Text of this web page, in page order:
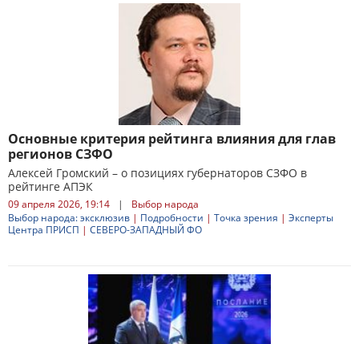
Основные критерия рейтинга влияния для глав
регионов СЗФО
Алексей Громский – о позициях губернаторов СЗФО в
рейтинге АПЭК
09 апреля 2026, 19:14 |
Выбор народа
Выбор народа: эксклюзив | Подробности | Точка зрения | Эксперты
Центра ПРИСП | СЕВЕРО-ЗАПАДНЫЙ ФО